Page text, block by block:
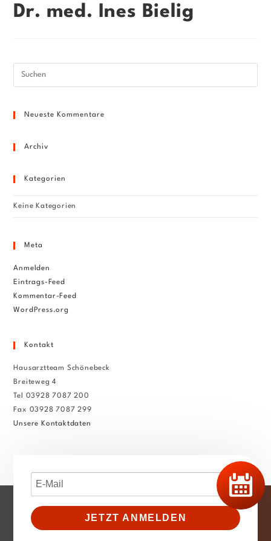
Dr. med. Ines Bielig
Neueste Kommentare
Archiv
Kategorien
Keine Kategorien
Meta
Anmelden
Eintrags-Feed
Kommentar-Feed
WordPress.org
Kontakt
Hausarztteam Schönebeck
Breiteweg 4
Tel 03928 7087 200
Fax 03928 7087 299
Unsere Kontaktdaten
JETZT ANMELDEN